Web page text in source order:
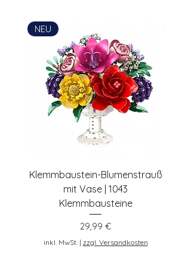
Postadresse: Lentruper Ring 19, DE-
48231 Warendorf, Deutschland,
pennybricks.de -
shop@pennybricks.de
NEU
Klemmbaustein-Blumenstrauß
mit Vase | 1043
Klemmbausteine
Preis
29,99 €
inkl. MwSt.| zzgl. Versandkosten